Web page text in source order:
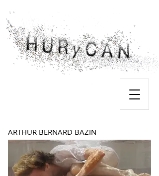
ARTHUR BERNARD BAZIN